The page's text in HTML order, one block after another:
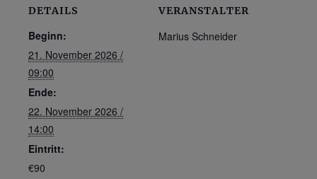
DETAILS
Beginn:
21. November 2026 /
09:00
Ende:
22. November 2026 /
14:00
Eintritt:
€90
VERANSTALTER
Marius Schneider